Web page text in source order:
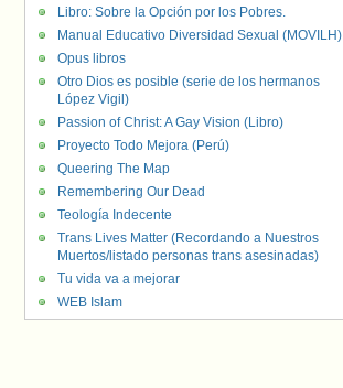
Libro: Sobre la Opción por los Pobres.
Manual Educativo Diversidad Sexual (MOVILH)
Opus libros
Otro Dios es posible (serie de los hermanos
López Vigil)
Passion of Christ: A Gay Vision (Libro)
Proyecto Todo Mejora (Perú)
Queering The Map
Remembering Our Dead
Teología Indecente
Trans Lives Matter (Recordando a Nuestros
Muertos/listado personas trans asesinadas)
Tu vida va a mejorar
WEB Islam